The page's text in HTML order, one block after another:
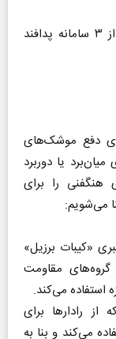
اسرائیل برای مقابله با موشک‌های مقاومت از ۳ سامانه پدافند
دفع موشک‌های
یا دوربرد
هنگفنی را برای
می‌شویم:
«کیبات برزیل»
مقاومت
استفاده می‌کند.
رادار‌ها برای
می‌کند و بنا به